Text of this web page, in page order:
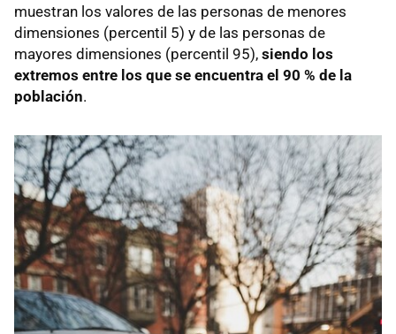
muestran los valores de las personas de menores
dimensiones (percentil 5) y de las personas de
mayores dimensiones (percentil 95), siendo los
extremos entre los que se encuentra el 90 % de la
población.